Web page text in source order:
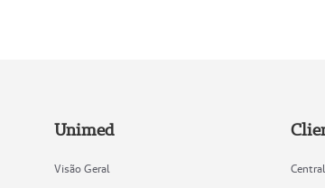
Unimed
Visão Geral